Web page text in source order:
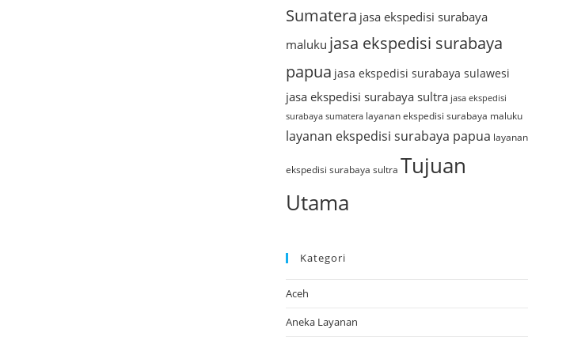
Sumatera jasa ekspedisi surabaya
maluku jasa ekspedisi surabaya
papua jasa ekspedisi surabaya sulawesi
jasa ekspedisi surabaya sultra jasa ekspedisi
surabaya sumatera layanan ekspedisi surabaya maluku
layanan ekspedisi surabaya papua layanan
ekspedisi surabaya sultra Tujuan
Utama
Kategori
Aceh
Aneka Layanan